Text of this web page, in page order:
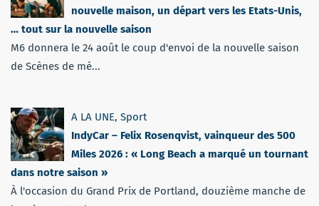
nouvelle maison, un départ vers les Etats-Unis,
… tout sur la nouvelle saison
M6 donnera le 24 août le coup d'envoi de la nouvelle saison
de Scènes de mé...
A LA UNE, Sport
IndyCar – Felix Rosenqvist, vainqueur des 500
Miles 2026 : « Long Beach a marqué un tournant
dans notre saison »
À l'occasion du Grand Prix de Portland, douzième manche de